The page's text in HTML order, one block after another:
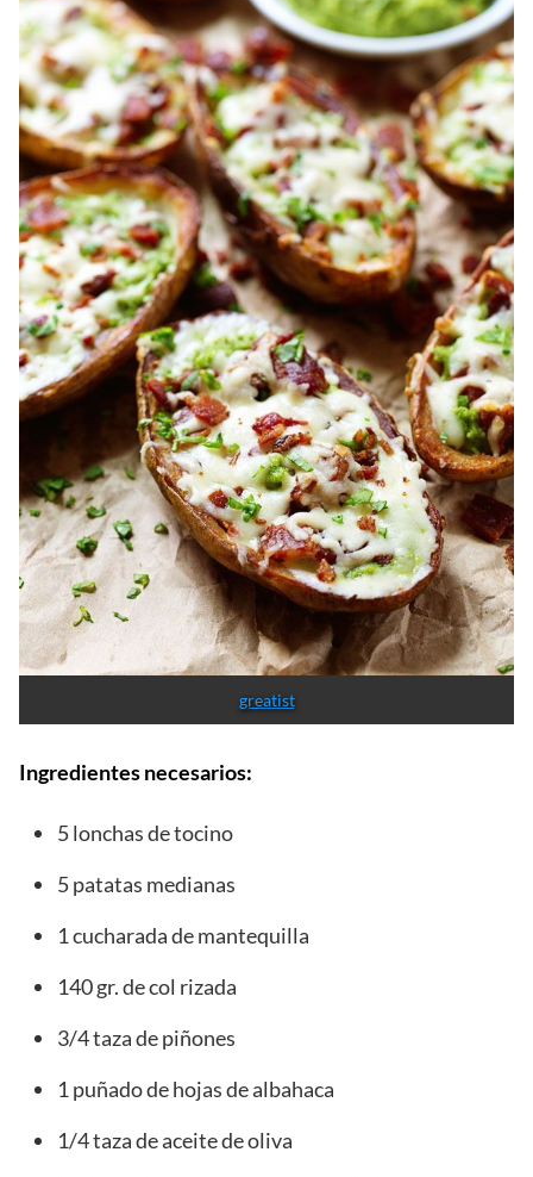
greatist
Ingredientes necesarios:
5 lonchas de tocino
5 patatas medianas
1 cucharada de mantequilla
140 gr. de col rizada
3/4 taza de piñones
1 puñado de hojas de albahaca
1/4 taza de aceite de oliva